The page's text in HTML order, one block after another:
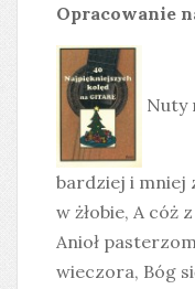
Opracowanie
Nuty
bardziej i mniej
w żłobie, A cóż
Anioł
wieczora, Bóg